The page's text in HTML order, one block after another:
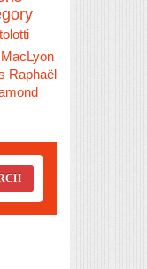
MacLyon
Raphaël